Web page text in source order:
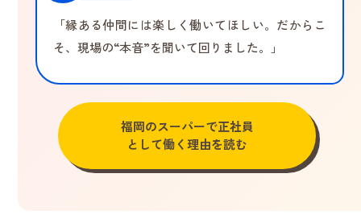
「縁ある仲間には楽しく働いてほしい。だからこ
そ、現場の“本音”を聞いて回りました。」
福岡のスーパーで正社員
として働く理由を読む